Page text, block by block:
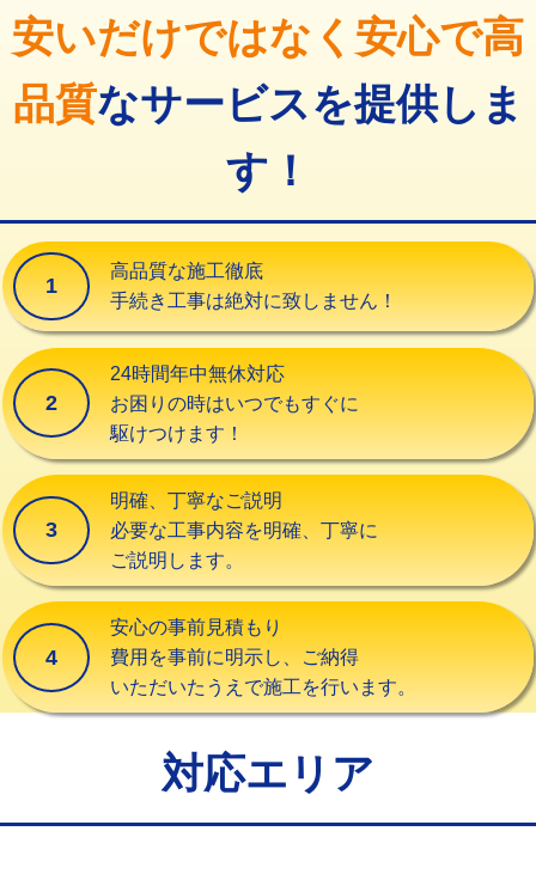
38,500円
追加人工 16,500円
廃棄・処分 現場見積
止水・漏水調査・防水処理・清掃・修
22,000円
止水・漏水調査・防水処理・清掃・修
33,000円
交換・取付（タンク） 22,000円+材料費
交換・取付(単水栓（壁付・デッキ
式）)
13,200円+材料費
交換・取付(混合水栓（壁付・デッキ
式・ワンホール）)
交換・取付(排水栓・排水トラップ
（P/S/ポップアップ））
交換・取付（その他部品）
持込商品取付（単水栓）
持込商品取付（浄水器・分岐水栓） 16,500円
給水管工事※（バンド止め) 3,300円
安いだけではなく安心で高
品質なサービスを提供しま
す！
1
高品質な施工徹底
手続き工事は絶対に致しません！
2
24時間年中無休対応
お困りの時はいつでもすぐに
駆けつけます！
3
明確、丁寧なご説明
必要な工事内容を明確、丁寧に
ご説明します。
4
安心の事前見積もり
費用を事前に明示し、ご納得
いただいたうえで施工を行います。
対応エリア